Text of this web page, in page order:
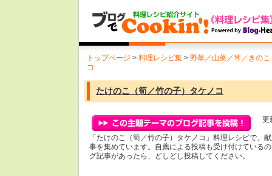
トップページ > 料理レシピ集 > 野草／山菜／茸／きのこ
コ
たけのこ（筍／竹の子）タケノコ
更
「たけのこ（筍／竹の子）タケノコ」料理レシピで、
事を集めています。自薦による投稿も受け付けている
グ記事があったら、どしどし投稿してください。